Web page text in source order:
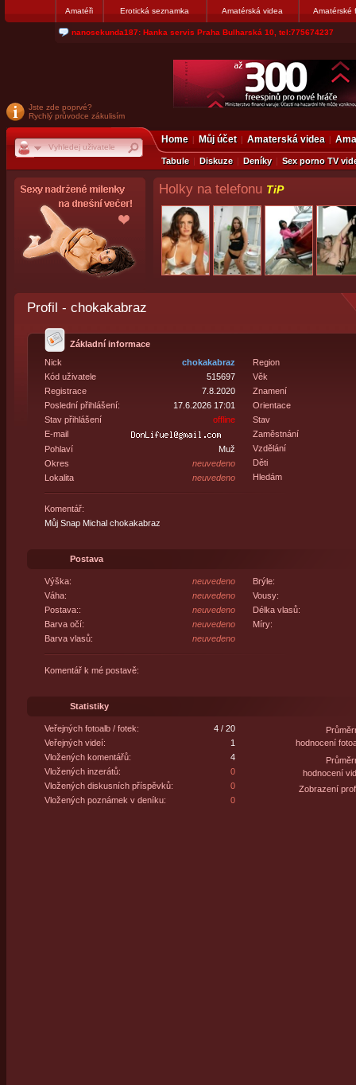
Amatéři Erotická seznamka Amatérská videa Amatérské
nanosekunda187: Hanka servis Praha Bulharská 10, tel:775674237
Jste zde poprvé?
Rychlý průvodce zákulisím
Home Můj účet Amaterská videa
Tabule Diskuze Deníky Sex porno TV
Holky na telefonu TiP
Profil - chokakabraz
Základní informace
Nick
chokakabraz
Kód uživatele
515697
Registrace
7.8.2020
Poslední přihlášení:
17.6.2026 17:01
Stav přihlášení
offline
E-mail
Pohlaví
Muž
Okres
neuvedeno
Lokalita
neuvedeno
Region
Věk
Znamení
Orientace
Stav
Zaměstnání
Vzdělání
Děti
Hledám
Komentář:
Můj Snap Michal chokakabraz
Postava
Výška:
neuvedeno
Váha:
neuvedeno
Postava::
neuvedeno
Barva očí:
neuvedeno
Barva vlasů:
neuvedeno
Brýle:
Vousy:
Délka vlasů:
Míry:
Komentář k mé postavě:
Statistiky
Veřejných fotoalb / fotek:
4 / 20
Veřejných videí:
1
Vložených komentářů:
4
Vložených inzerátů:
0
Vložených diskusních příspěvků:
0
Vložených poznámek v deníku:
0
hodnocení
hodnocení
Zobrazení